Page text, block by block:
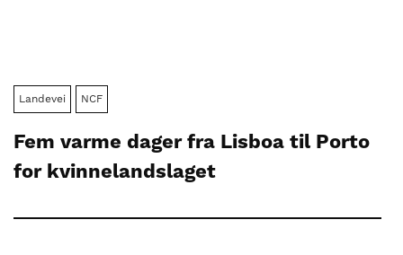
Landevei NCF
Fem varme dager fra Lisboa til Porto
for kvinnelandslaget